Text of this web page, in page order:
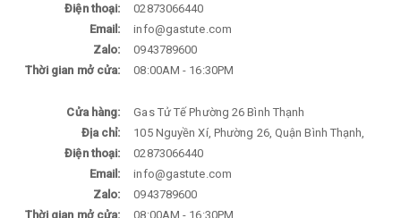
Điện thoại:
02873066440
Email:
info@gastute.com
Zalo:
0943789600
Thời gian mở cửa:
08:00AM - 16:30PM
Cửa hàng:
Gas Tử Tế Phường 26 Bình Thạnh
Địa chỉ:
105 Nguyền Xí, Phường 26, Quận Bình Thạnh,
Điện thoại:
02873066440
Email:
info@gastute.com
Zalo:
0943789600
Thời gian mở cửa:
08:00AM - 16:30PM